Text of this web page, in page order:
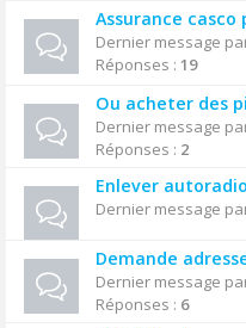
Assurance
Dernier message
Réponses : 19
Ou acheter des
Dernier message
Réponses : 2
Enlever
Dernier message
Demande
Dernier message
Réponses : 6